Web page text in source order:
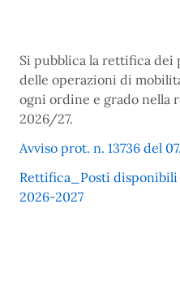
Si pubblica la rettifica dei
delle operazioni di
ogni ordine e grado nella
2026/27.
Avviso prot. n. 13736 del
Rettifica_Posti
2026-2027